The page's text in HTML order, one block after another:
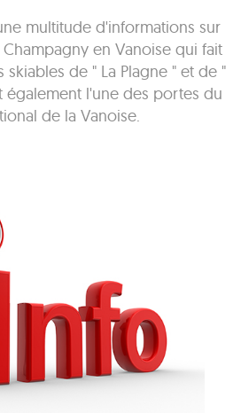
multitude d'informations sur
en Vanoise qui fait
de " La Plagne " et de "
également l'une des portes du
de la Vanoise.